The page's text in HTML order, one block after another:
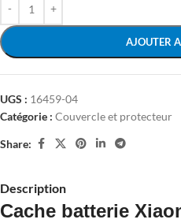
AJOUTER
UGS : 16459-04
Catégorie : Couvercle et protecteur
Share:
Description
Cache batterie